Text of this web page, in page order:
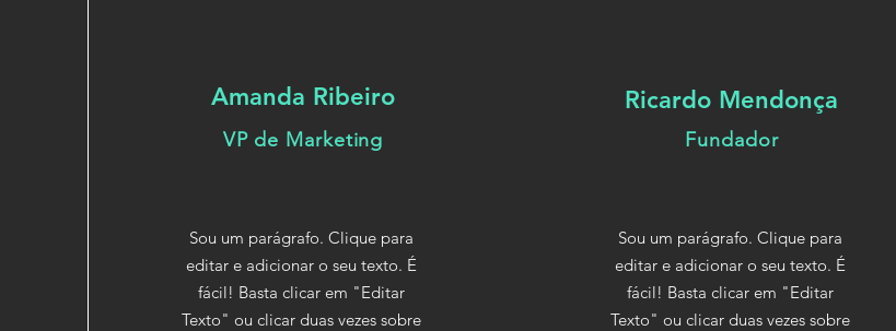
Amanda Ribeiro
VP de Marketing
Sou um parágrafo. Clique para
editar e adicionar o seu texto. É
fácil! Basta clicar em "Editar
Texto" ou clicar duas vezes sobre
Ricardo Mendonça
Fundador
Sou um parágrafo. Clique para
editar e adicionar o seu texto. É
fácil! Basta clicar em "Editar
Texto" ou clicar duas vezes sobre